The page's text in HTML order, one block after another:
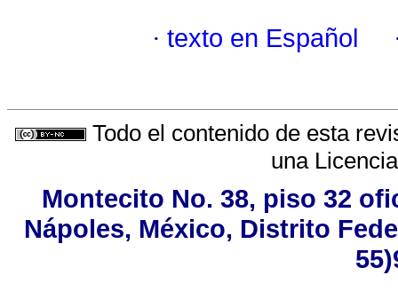
· texto en Español
Todo el contenido de esta
una
Montecito No. 38, piso 32
Nápoles, México, Distrito